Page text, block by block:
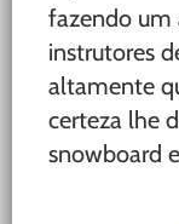
fazendo um
instrutores
altamente
certeza lhe
snowboard